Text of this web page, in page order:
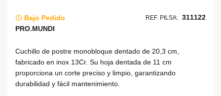
Bajo Pedido REF. PILSA: 311122
PRO.MUNDI
Cuchillo de postre monobloque dentado de 20,3 cm,
fabricado en inox 13Cr. Su hoja dentada de 11 cm
proporciona un corte preciso y limpio, garantizando
durabilidad y fácil mantenimiento.